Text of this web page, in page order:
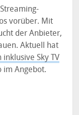
vorüber. Mit
der Anbieter,
Aktuell hat
inklusive Sky TV
im Angebot.